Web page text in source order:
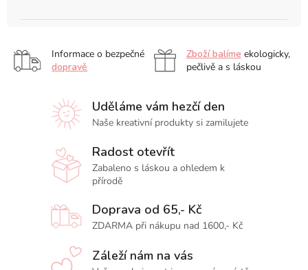
Informace o bezpečné
dopravě
Zboží balíme ekologicky,
pečlivě a s láskou
Uděláme vám hezčí den
Naše kreativní produkty si zamilujete
Radost otevřít
Zabaleno s láskou a ohledem k
přírodě
Doprava od 65,- Kč
ZDARMA při nákupu nad 1600,- Kč
Záleží nám na vás